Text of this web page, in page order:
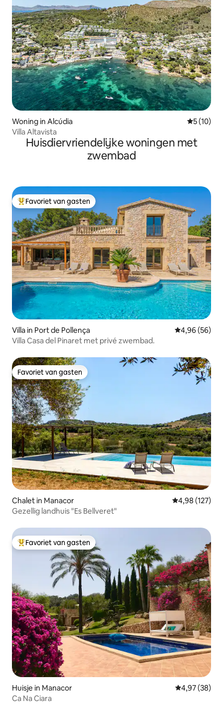
Woning in Alcúdia
5 (10)
Villa Altavista
Huisdiervriendelijke woningen met
zwembad
Topfavoriet van gasten
Favoriet van gasten
Villa in Port de Pollença Gemiddelde
4,96 (56)
Villa Casa del Pinaret met privé zwembad.
Favoriet van gasten
Favoriet van gasten
Chalet in Manacor Gemiddelde
4,98 (127)
Gezellig landhuis "Es Bellveret"
Topfavoriet van gasten
Favoriet van gasten
Huisje in Manacor Gemiddelde
4,97 (38)
Ca Na Ciara